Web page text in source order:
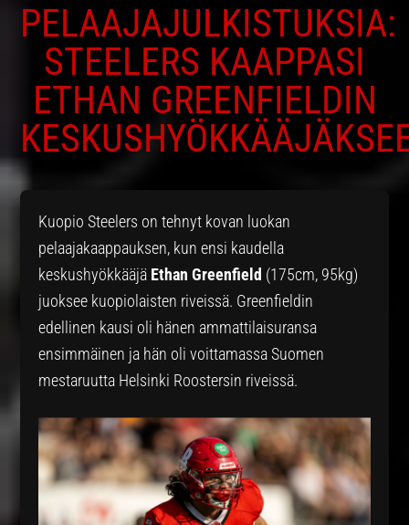
PELAAJAJULKISTUKSIA:
STEELERS KAAPPASI
ETHAN GREENFIELDIN
Kuopio Steelers on tehnyt kovan luokan
pelaajakaappauksen, kun ensi kaudella
keskushyökkääjä Ethan Greenfield (175cm, 95kg)
juoksee kuopiolaisten riveissä. Greenfieldin
edellinen kausi oli hänen ammattilaisuransa
ensimmäinen ja hän oli voittamassa Suomen
mestaruutta Helsinki Roostersin riveissä.